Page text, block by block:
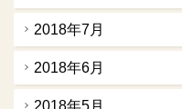
2018年7月
2018年6月
2018年5月